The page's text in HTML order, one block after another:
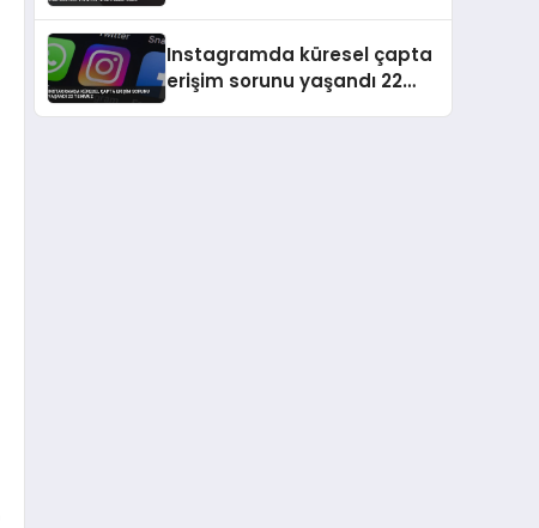
Instagramda küresel çapta
erişim sorunu yaşandı 22